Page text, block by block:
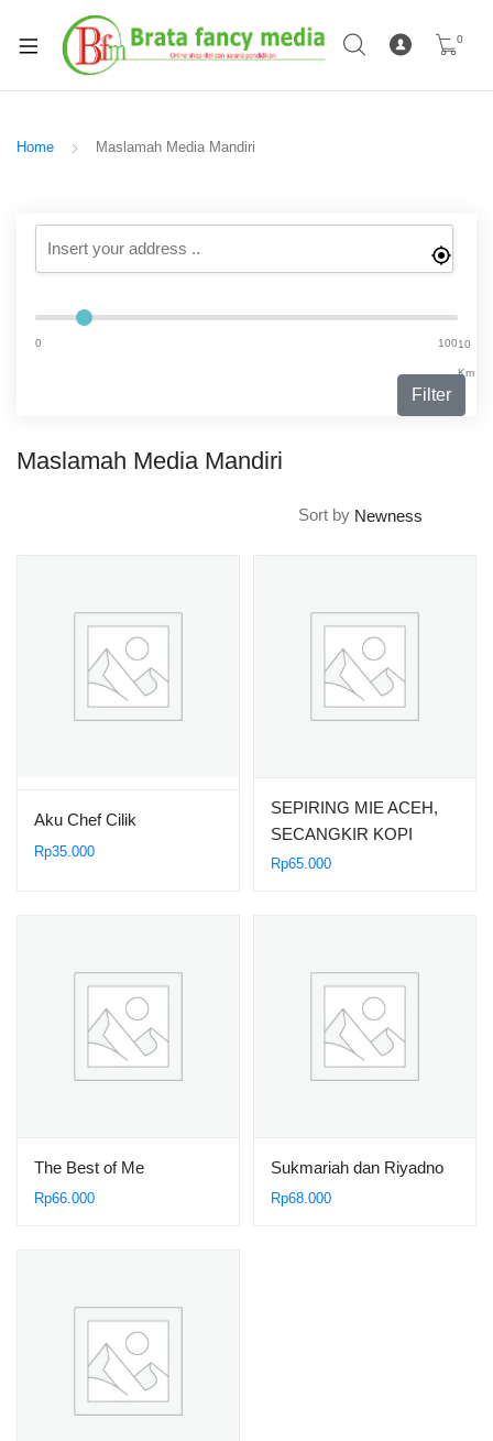
0
Home Maslamah Media Mandiri
0 10
Km
100
Filter
Maslamah Media Mandiri
Sort by
Aku Chef Cilik
Rp35.000
SEPIRING MIE ACEH,
SECANGKIR KOPI
GAYO, BERTALAM
Rp65.000
The Best of Me
Rp66.000
Sukmariah dan Riyadno
Rp68.000